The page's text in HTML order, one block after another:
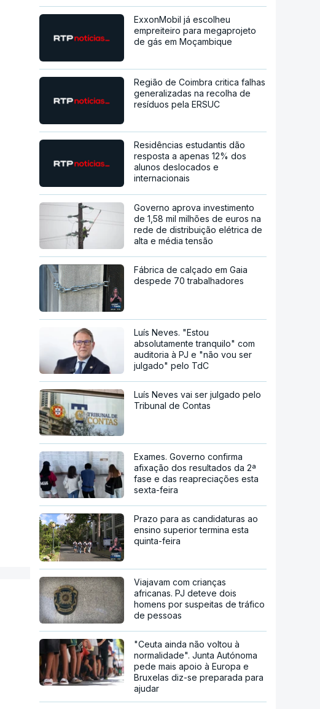
ExxonMobil já escolheu
empreiteiro para megaprojeto
de gás em Moçambique
Região de Coimbra critica falhas
generalizadas na recolha de
resíduos pela ERSUC
Residências estudantis dão
resposta a apenas 12% dos
alunos deslocados e
internacionais
Governo aprova investimento
de 1,58 mil milhões de euros na
rede de distribuição elétrica de
alta e média tensão
Fábrica de calçado em Gaia
despede 70 trabalhadores
Luís Neves. "Estou
absolutamente tranquilo" com
auditoria à PJ e "não vou ser
julgado" pelo TdC
Luís Neves vai ser julgado pelo
Tribunal de Contas
Exames. Governo confirma
afixação dos resultados da 2ª
fase e das reapreciações esta
sexta-feira
Prazo para as candidaturas ao
ensino superior termina esta
quinta-feira
Viajavam com crianças
africanas. PJ deteve dois
homens por suspeitas de tráfico
de pessoas
"Ceuta ainda não voltou à
normalidade". Junta Autónoma
pede mais apoio à Europa e
Bruxelas diz-se preparada para
ajudar